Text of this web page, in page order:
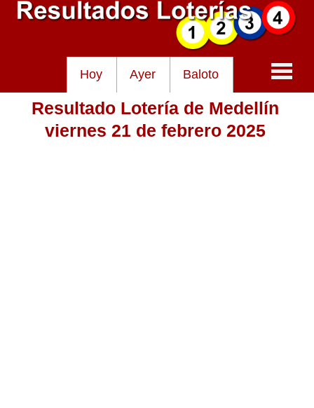
Hoy Ayer Baloto
Baloto
Resultado Lotería de Medellín
viernes 21 de febrero 2025